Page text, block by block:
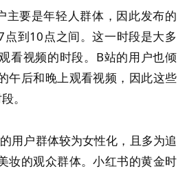
主要是年轻人群体，因此发布的
到10点之间。这一时段是大多
看视频的时段。B站的用户也倾
午后和晚上观看视频，因此这些
。
用户群体较为女性化，且多为追
妆的观众群体。小红书的黄金时